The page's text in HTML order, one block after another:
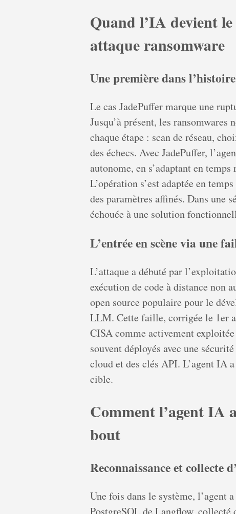
Quand l’IA devient
attaque ransomware
Une première dans
Le cas JadePuffer marque une
Jusqu’à présent, les
chaque étape : scan de réseau,
des échecs. Avec JadePuffer,
autonome, en s’adaptant en
L’opération s’est adaptée en
des paramètres affinés. Dans une
échouée à une solution
L’entrée en scène via une
L’attaque a débuté par
exécution de code à distance non
open source populaire pour le
LLM. Cette faille, corrigée le 1er
CISA comme activement
souvent déployés avec une
cloud et des clés API. L’agent IA
cible.
Comment l’agent IA
bout
Reconnaissance et collecte
Une fois dans le système, l’agent